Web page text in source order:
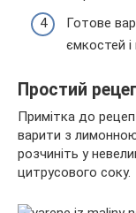
Готове
ємкостей
Простий
Примітка до
варити з
розчиніть у
цитрусового соку.